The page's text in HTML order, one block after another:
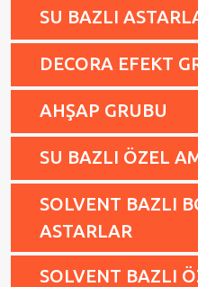
SU BAZLI
DECORA EFEKT
AHŞAP GRUBU
SU BAZLI ÖZEL
SOLVENT BAZLI
ASTARLAR
SOLVENT BAZLI